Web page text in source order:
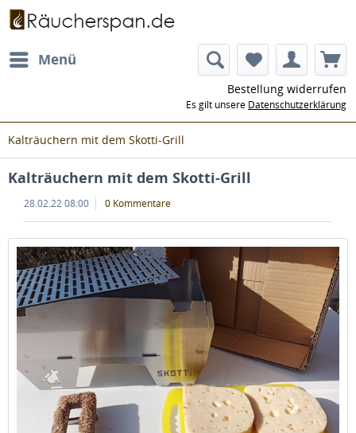
Menü
Bestellung widerrufen
Es gilt unsere Datenschutzerklärung
Kalträuchern mit dem Skotti-Grill
Kalträuchern mit dem Skotti-Grill
28.02.22 08:00 0 Kommentare